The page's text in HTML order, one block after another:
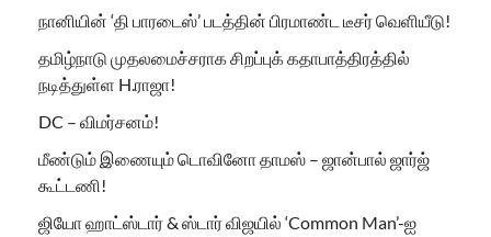
நானியின் ‘தி பாரடைஸ்’ படத்தின் பிரமாண்ட டீசர் வெளியீடு!
தமிழ்நாடு முதலமைச்சராக சிறப்புக் கதாபாத்திரத்தில்
நடித்துள்ள H.ராஜா!
DC – விமர்சனம்!
மீண்டும் இணையும் டொவினோ தாமஸ் – ஜான்பால் ஜார்ஜ்
கூட்டணி!
ஜியோ ஹாட்ஸ்டார் & ஸ்டார் விஜயில் ‘Common Man’-ஐ